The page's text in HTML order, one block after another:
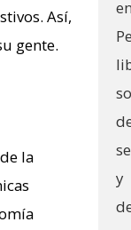
Así,
gente.
la